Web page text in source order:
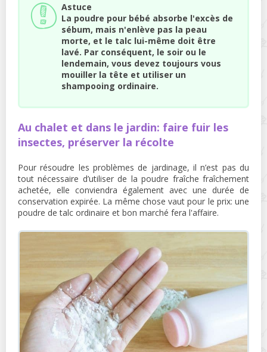
Astuce
La poudre pour bébé absorbe l'excès de
sébum, mais n'enlève pas la peau
morte, et le talc lui-même doit être
lavé. Par conséquent, le soir ou le
lendemain, vous devez toujours vous
mouiller la tête et utiliser un
shampooing ordinaire.
Au chalet et dans le jardin: faire fuir les
insectes, préserver la récolte
Pour résoudre les problèmes de jardinage, il n’est pas du
tout nécessaire d’utiliser de la poudre fraîche fraîchement
achetée, elle conviendra également avec une durée de
conservation expirée. La même chose vaut pour le prix: une
poudre de talc ordinaire et bon marché fera l'affaire.